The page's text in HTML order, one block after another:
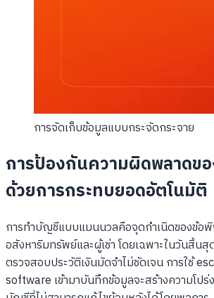
การจัดเก็บข้อมูลแบบกระจัดกระจาย
การป้องกันความผิดพลาดข
ด้วยการกระทบยอดอัตโนมัติ
การทำบัญชีแบบแมนนวลคือจุดกำเนิดของข้อพิ
อสังหาริมทรัพย์และผู้เช่า โดยเฉพาะในวันสิ้น
ตรวจสอบประวัติเงินมัดจำไม่ชัดเจน การใช้
software เข้ามาบันทึกข้อมูลจะสร้างความโป